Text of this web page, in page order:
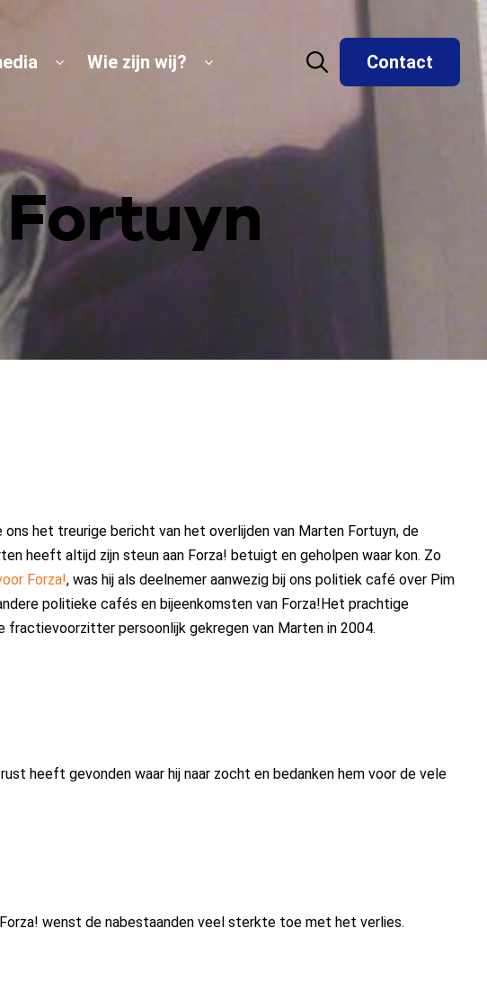
Wie zijn wij? Contact
het treurige bericht van het overlijden van Marten Fortuyn, de
heeft altijd zijn steun aan Forza! betuigt en geholpen waar kon. Zo
Forza!, was hij als deelnemer aanwezig bij ons politiek café over Pim
politieke cafés en bijeenkomsten van Forza!Het prachtige
persoonlijk gekregen van Marten in 2004.
heeft gevonden waar hij naar zocht en bedanken hem voor de vele
wenst de nabestaanden veel sterkte toe met het verlies.